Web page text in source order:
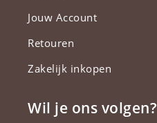
Jouw Account
Retouren
Zakelijk inkopen
Wil je ons volgen?